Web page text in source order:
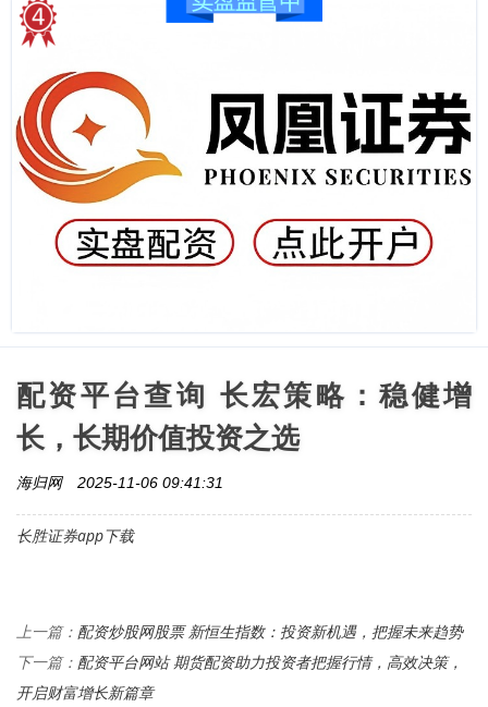
配资平台查询 长宏策略：稳健增
长，长期价值投资之选
海归网 2025-11-06 09:41:31
长胜证券app下载
上一篇： 配资炒股网股票 新恒生指数：投资新机遇，把握未来趋势
下一篇： 配资平台网站 期货配资助力投资者把握行情，高效决策，
开启财富增长新篇章